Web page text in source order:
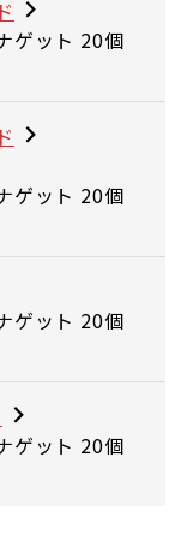
ゲット 20個
ゲット 20個
ゲット 20個
ゲット 20個